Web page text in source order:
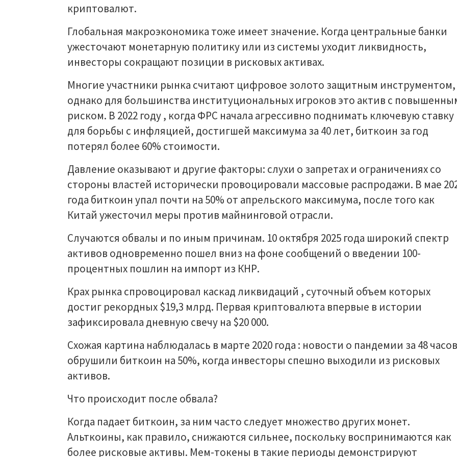
криптовалют.
Глобальная макроэкономика тоже имеет значение. Когда центральные банки
ужесточают монетарную политику или из системы уходит ликвидность,
инвесторы сокращают позиции в рисковых активах.
Многие участники рынка считают цифровое золото защитным инструментом,
однако для большинства институциональных игроков это актив с
риском. В 2022 году , когда ФРС начала агрессивно поднимать ключевую ставку
для борьбы с инфляцией, достигшей максимума за 40 лет, биткоин за год
потерял более 60% стоимости.
Давление оказывают и другие факторы: слухи о запретах и ограничениях со
стороны властей исторически провоцировали массовые распродажи. В мае
года биткоин упал почти на 50% от апрельского максимума, после того как
Китай ужесточил меры против майнинговой отрасли.
Случаются обвалы и по иным причинам. 10 октября 2025 года широкий спектр
активов одновременно пошел вниз на фоне сообщений о введении 100-
процентных пошлин на импорт из КНР.
Крах рынка спровоцировал каскад ликвидаций , суточный объем которых
достиг рекордных $19,3 млрд. Первая криптовалюта впервые в истории
зафиксировала дневную свечу на $20 000.
Схожая картина наблюдалась в марте 2020 года : новости о пандемии за 48 часов
обрушили биткоин на 50%, когда инвесторы спешно выходили из рисковых
активов.
Что происходит после обвала?
Когда падает биткоин, за ним часто следует множество других монет.
Альткоины, как правило, снижаются сильнее, поскольку воспринимаются как
более рисковые активы. Мем-токены в такие периоды демонстрируют